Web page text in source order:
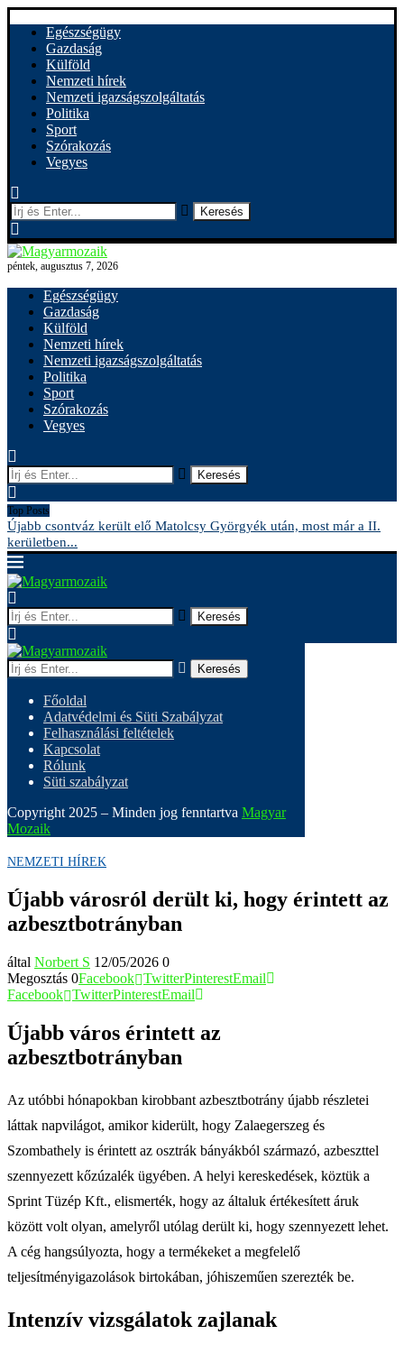
Egészségügy
Gazdaság
Külföld
Nemzeti hírek
Nemzeti igazságszolgáltatás
Politika
Sport
Szórakozás
Vegyes
Keresés
péntek, augusztus 7, 2026
Egészségügy
Gazdaság
Külföld
Nemzeti hírek
Nemzeti igazságszolgáltatás
Politika
Sport
Szórakozás
Vegyes
Keresés
Top Posts
Újabb csontváz került elő Matolcsy Györgyék után, most már a II.
kerületben...
Keresés
Keresés
Főoldal
Adatvédelmi és Süti Szabályzat
Felhasználási feltételek
Kapcsolat
Rólunk
Süti szabályzat
Copyright 2025 – Minden jog fenntartva Magyar
Mozaik
NEMZETI HÍREK
Újabb városról derült ki, hogy érintett az
azbesztbotrányban
által Norbert S 12/05/2026 0
Megosztás 0Facebook TwitterPinterestEmail
Facebook TwitterPinterestEmail
Újabb város érintett az
azbesztbotrányban
Az utóbbi hónapokban kirobbant azbesztbotrány újabb részletei
láttak napvilágot, amikor kiderült, hogy Zalaegerszeg és
Szombathely is érintett az osztrák bányákból származó, azbeszttel
szennyezett kőzúzalék ügyében. A helyi kereskedések, köztük a
Sprint Tüzép Kft., elismerték, hogy az általuk értékesített áruk
között volt olyan, amelyről utólag derült ki, hogy szennyezett lehet.
A cég hangsúlyozta, hogy a termékeket a megfelelő
teljesítményigazolások birtokában, jóhiszeműen szerezték be.
Intenzív vizsgálatok zajlanak